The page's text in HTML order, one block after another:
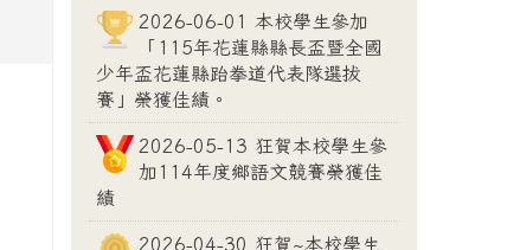
2026-06-01 本校學生參加
「115年花蓮縣縣長盃暨全國
少年盃花蓮縣跆拳道代表隊選拔
賽」榮獲佳績。
2026-05-13 狂賀本校學生參
加114年度鄉語文競賽榮獲佳
績
2026-04-30 狂賀~本校學生